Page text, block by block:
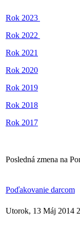
Rok 2023
Rok 2022
Rok 2021
Rok 2020
Rok 2019
Rok 2018
Rok 2017
Posledná zmena na
Poďakovanie darcom
Utorok, 13 Máj 2014